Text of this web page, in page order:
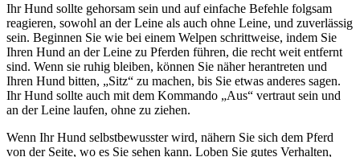
Ihr Hund sollte gehorsam sein und auf einfache Befehle folgsam
reagieren, sowohl an der Leine als auch ohne Leine, und zuverlässig
sein. Beginnen Sie wie bei einem Welpen schrittweise, indem Sie
Ihren Hund an der Leine zu Pferden führen, die recht weit entfernt
sind. Wenn sie ruhig bleiben, können Sie näher herantreten und
Ihren Hund bitten, „Sitz“ zu machen, bis Sie etwas anderes sagen.
Ihr Hund sollte auch mit dem Kommando „Aus“ vertraut sein und
an der Leine laufen, ohne zu ziehen.
Wenn Ihr Hund selbstbewusster wird, nähern Sie sich dem Pferd
von der Seite, wo es Sie sehen kann. Loben Sie gutes Verhalten,